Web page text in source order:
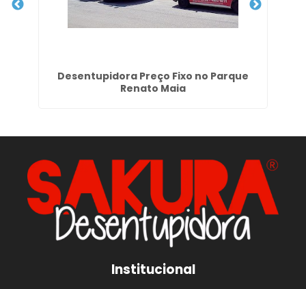
Desentupidora Preço Fixo no Parque
Renato Maia
Institucional